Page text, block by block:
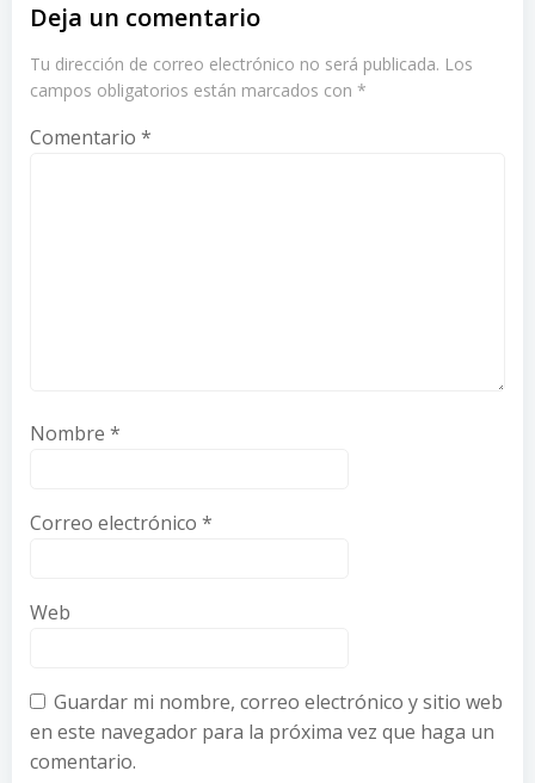
Deja un comentario
Tu dirección de correo electrónico no será publicada. Los
campos obligatorios están marcados con *
Comentario *
Nombre *
Correo electrónico *
Web
Guardar mi nombre, correo electrónico y sitio web
en este navegador para la próxima vez que haga un
comentario.